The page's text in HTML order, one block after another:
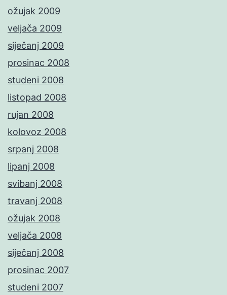
ožujak 2009
veljača 2009
siječanj 2009
prosinac 2008
studeni 2008
listopad 2008
rujan 2008
kolovoz 2008
srpanj 2008
lipanj 2008
svibanj 2008
travanj 2008
ožujak 2008
veljača 2008
siječanj 2008
prosinac 2007
studeni 2007